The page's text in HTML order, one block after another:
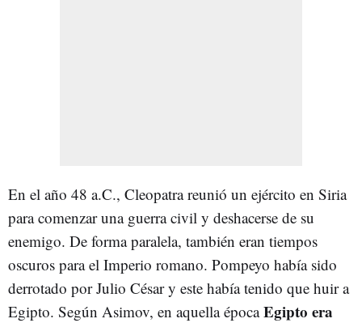
En el año 48 a.C., Cleopatra reunió un ejército en Siria
para comenzar una guerra civil y deshacerse de su
enemigo. De forma paralela, también eran tiempos
oscuros para el Imperio romano. Pompeyo había sido
derrotado por Julio César y este había tenido que huir a
Egipto. Según Asimov, en aquella épocaEgipto era